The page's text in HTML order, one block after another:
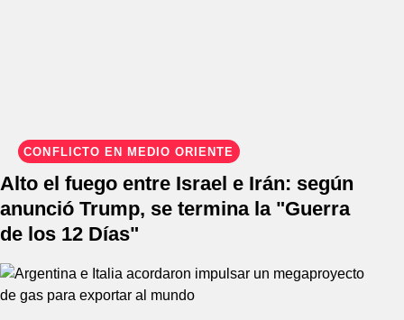
CONFLICTO EN MEDIO ORIENTE
Alto el fuego entre Israel e Irán: según
anunció Trump, se termina la "Guerra
de los 12 Días"